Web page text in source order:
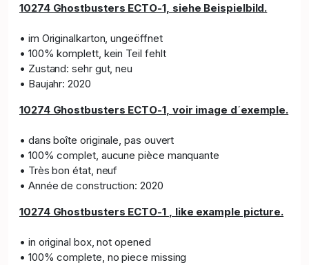
10274 Ghostbusters ECTO-1, siehe Beispielbild.
• im Originalkarton, ungeöffnet
• 100% komplett, kein Teil fehlt
• Zustand: sehr gut, neu
• Baujahr: 2020
10274 Ghostbusters ECTO-1, voir image d´exemple.
• dans boîte originale, pas ouvert
• 100% complet, aucune pièce manquante
• Très bon état, neuf
• Année de construction: 2020
10274 Ghostbusters ECTO-1 , like example picture.
• in original box, not opened
• 100% complete, no piece missing